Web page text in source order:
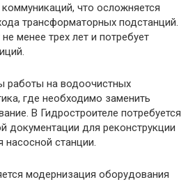
что осложняется
трансформаторных подстанций.
менее трех лет и потребует
работы на водоочистных
где необходимо заменить
В Гидростроителе потребуется
документации для реконструкции
насосной станции.
модернизация оборудования